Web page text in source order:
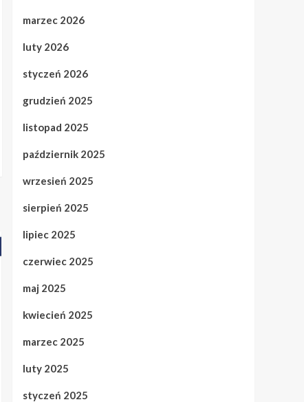
marzec 2026
luty 2026
styczeń 2026
grudzień 2025
listopad 2025
październik 2025
wrzesień 2025
sierpień 2025
lipiec 2025
czerwiec 2025
maj 2025
kwiecień 2025
marzec 2025
luty 2025
styczeń 2025